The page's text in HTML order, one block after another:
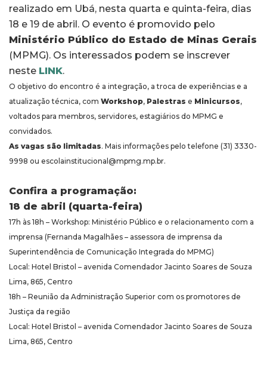
realizado em Ubá, nesta quarta e quinta-feira, dias
18 e 19 de abril. O evento é promovido pelo
Ministério Público do Estado de Minas Gerais
(MPMG). Os interessados podem se inscrever
neste LINK.
O objetivo do encontro é a integração, a troca de experiências e a
atualização técnica, com Workshop, Palestras e Minicursos,
voltados para membros, servidores, estagiários do MPMG e
convidados.
As vagas são limitadas. Mais informações pelo telefone (31) 3330-
9998 ou escolainstitucional@mpmg.mp.br.
Confira a programação:
18 de abril (quarta-feira)
17h às 18h – Workshop: Ministério Público e o relacionamento com a
imprensa (Fernanda Magalhães – assessora de imprensa da
Superintendência de Comunicação Integrada do MPMG)
Local: Hotel Bristol – avenida Comendador Jacinto Soares de Souza
Lima, 865, Centro
18h – Reunião da Administração Superior com os promotores de
Justiça da região
Local: Hotel Bristol – avenida Comendador Jacinto Soares de Souza
Lima, 865, Centro